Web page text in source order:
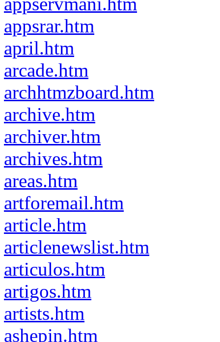
appsrar.htm
april.htm
arcade.htm
archhtmzboard.htm
archive.htm
archiver.htm
archives.htm
areas.htm
artforemail.htm
article.htm
articlenewslist.htm
articulos.htm
artigos.htm
artists.htm
ashepin.htm